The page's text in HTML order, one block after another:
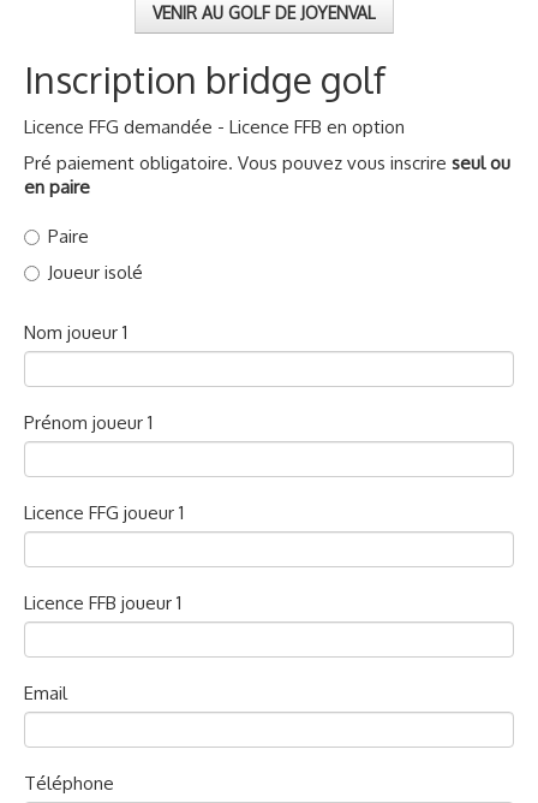
VENIR AU GOLF DE JOYENVAL
Inscription bridge golf
Licence FFG demandée - Licence FFB en option
Pré paiement obligatoire. Vous pouvez vous inscrire seul ou
en paire
Paire
Joueur isolé
Nom joueur 1
Prénom joueur 1
Licence FFG joueur 1
Licence FFB joueur 1
Email
Téléphone